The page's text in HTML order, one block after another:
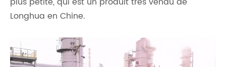
Longhua en Chine.